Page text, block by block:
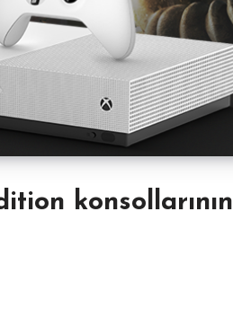
konsollarının